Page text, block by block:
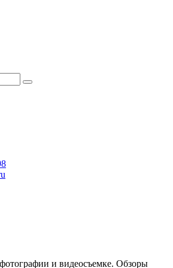
и видеосъемке. Обзоры